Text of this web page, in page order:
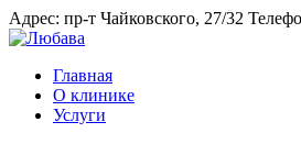
Адрес: пр-т Чайковского, 27/32
Главная
О клинике
Услуги